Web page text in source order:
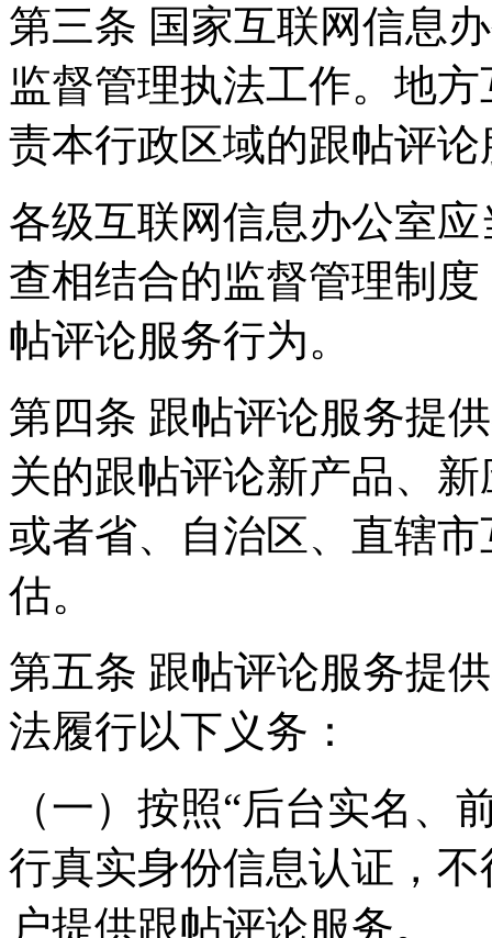
第三条 国家互联网信息
监督管理执法工作。地
责本行政区域的跟帖评
各级互联网信息办公室
查相结合的监督管理制
帖评论服务行为。
第四条 跟帖评论服务提
关的跟帖评论新产品、
或者省、自治区、直辖
估。
第五条 跟帖评论服务提
法履行以下义务：
（一）按照“后台实名、
行真实身份信息认证，
户提供跟帖评论服务。